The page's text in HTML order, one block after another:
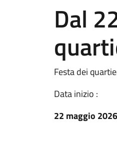
Dal
Festa dei
Data inizio :
22 maggio 2026